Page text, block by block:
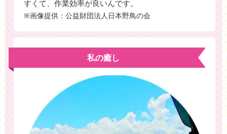
すくて、作業効率が良いんです。
※画像提供：公益財団法人日本野鳥の会
私の癒し